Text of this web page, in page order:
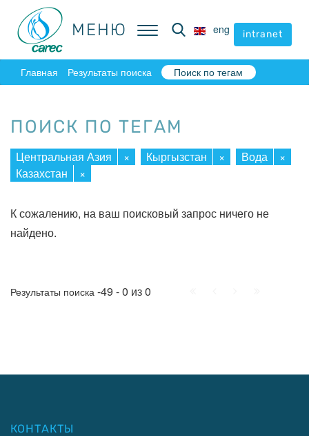
МЕНЮ eng intranet
МЕНЮ eng intranet
Главная Результаты поиска Поиск по тегам
ПОИСК ПО ТЕГАМ
Центральная Азия × Кыргызстан × Вода
×
Казахстан
×
К сожалению, на ваш поисковый запрос ничего не
найдено.
Результаты поиска -49 - 0 из 0
КОНТАКТЫ